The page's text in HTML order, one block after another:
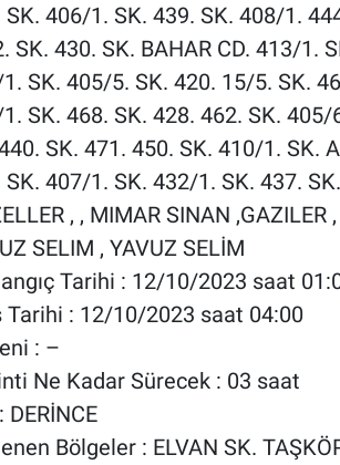
SK. 406/1. SK. 439. SK. 408/1.
SK. 430. SK. BAHAR CD. 413/1.
SK. 405/5. SK. 420. 15/5. SK.
SK. 468. SK. 428. 462. SK.
SK. 471. 450. SK. 410/1. SK.
SK. 407/1. SK. 432/1. SK. 437.
, , MIMAR SINAN
SELIM , YAVUZ SELİM
Tarihi : 12/10/2023 saat
Tarihi : 12/10/2023 saat 04:00
: –
Ne Kadar Sürecek : 03 saat
DERİNCE
Bölgeler : ELVAN SK.